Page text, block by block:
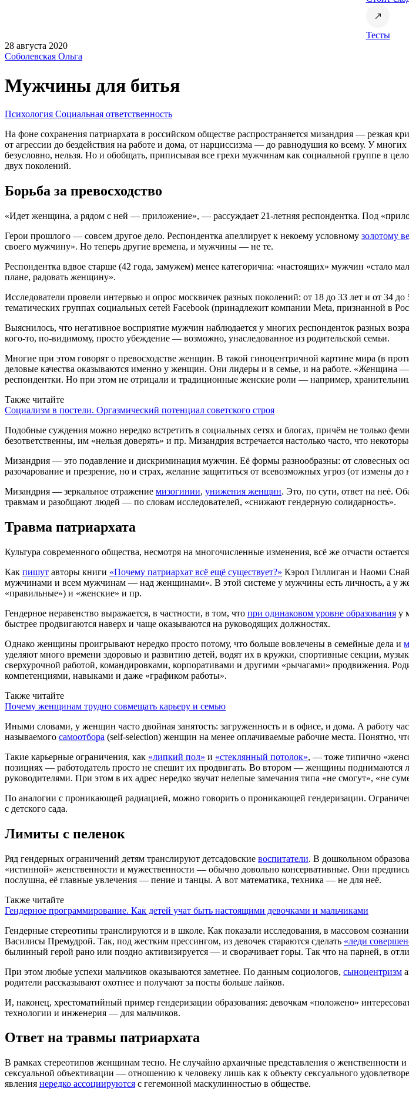
Тесты
28 августа 2020
Соболевская Ольга
Мужчины для битья
Психология Социальная ответственность
На фоне сохранения патриархата в российском обществе распространяется мизандрия —
от агрессии до бездействия на работе и дома, от нарциссизма — до равнодушия ко всему. У
безусловно, нельзя. Но и обобщать, приписывая все грехи мужчинам как социальной группе в
двух поколений.
Борьба за превосходство
«Идет женщина, а рядом с ней — приложение», — рассуждает 21-летняя респондентка. Под
Герои прошлого — совсем другое дело. Респондентка апеллирует к некоему условному золотому
своего мужчину». Но теперь другие времена, и мужчины — не те.
Респондентка вдвое старше (42 года, замужем) менее категорична: «настоящих» мужчин «стало
плане, радовать женщину».
Исследователи провели интервью и опрос москвичек разных поколений: от 18 до 33 лет и от 34
тематических группах социальных сетей Facebook (принадлежит компании Meta, признанной в
Выяснилось, что негативное восприятие мужчин наблюдается у многих респонденток разных
кого-то, по-видимому, просто убеждение — возможно, унаследованное из родительской семьи.
Многие при этом говорят о превосходстве женщин. В такой гиноцентричной картине мира (в
деловые качества оказываются именно у женщин. Они лидеры и в семье, и на работе. «Женщина
респондентки. Но при этом не отрицали и традиционные женские роли — например,
Также читайте
Социализм в постели. Оргазмический потенциал советского строя
Подобные суждения можно нередко встретить в социальных сетях и блогах, причём не
безответственны, им «нельзя доверять» и пр. Мизандрия встречается настолько часто, что
Мизандрия — это подавление и дискриминация мужчин. Её формы разнообразны: от словесных
разочарование и презрение, но и страх, желание защититься от всевозможных угроз (от измены до
Мизандрия — зеркальное отражение мизогинии, унижения женщин. Это, по сути, ответ на неё.
травмам и разобщают людей — по словам исследователей, «снижают гендерную солидарность».
Травма патриархата
Культура современного общества, несмотря на многочисленные изменения, всё же отчасти остается
Как пишут авторы книги «Почему патриархат всё ещё существует?» Кэрол Гиллиган и Наоми
мужчинами и всем мужчинам — над женщинами». В этой системе у мужчины есть личность, а у
«правильные») и «женские» и пр.
Гендерное неравенство выражается, в частности, в том, что при одинаковом уровне образования у
быстрее продвигаются наверх и чаще оказываются на руководящих должностях.
Однако женщины проигрывают нередко просто потому, что больше вовлечены в семейные дела и
уделяют много времени здоровью и развитию детей, водят их в кружки, спортивные секции,
сверхурочной работой, командировками, корпоративами и другими «рычагами» продвижения.
компетенциями, навыками и даже «графиком работы».
Также читайте
Почему женщинам трудно совмещать карьеру и семью
Иными словами, у женщин часто двойная занятость: загруженность и в офисе, и дома. А работу
называемого самоотбора (self-selection) женщин на менее оплачиваемые рабочие места. Понятно,
Такие карьерные ограничения, как «липкий пол» и «стеклянный потолок», — тоже типично
позициях — работодатель просто не спешит их продвигать. Во втором — женщины
руководителями. При этом в их адрес нередко звучат нелепые замечания типа «не смогут», «не
По аналогии с проникающей радиацией, можно говорить о проникающей гендеризации.
с детского сада.
Лимиты с пеленок
Ряд гендерных ограничений детям транслируют детсадовские воспитатели. В дошкольном
«истинной» женственности и мужественности — обычно довольно консервативные. Они
послушна, её главные увлечения — пение и танцы. А вот математика, техника — не для неё.
Также читайте
Гендерное программирование. Как детей учат быть настоящими девочками и мальчиками
Гендерные стереотипы транслируются и в школе. Как показали исследования, в массовом
Василисы Премудрой. Так, под жестким прессингом, из девочек стараются сделать «леди
былинный герой рано или поздно активизируется — и сворачивает горы. Так что на парней, в
При этом любые успехи мальчиков оказываются заметнее. По данным социологов, сыноцентризм
родители рассказывают охотнее и получают за посты больше лайков.
И, наконец, хрестоматийный пример гендеризации образования: девочкам «положено»
технологии и инженерия — для мальчиков.
Ответ на травмы патриархата
В рамках стереотипов женщинам тесно. Не случайно архаичные представления о женственности
сексуальной объективации — отношению к человеку лишь как к объекту сексуального
явления нередко ассоциируются с гегемонной маскулинностью в обществе.